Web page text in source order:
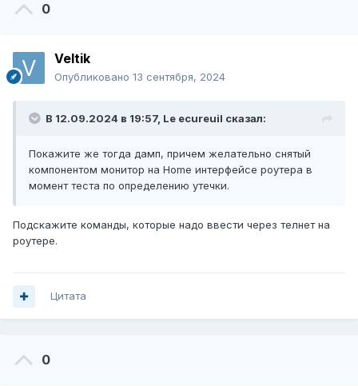
0
Veltik
Опубликовано 13 сентября, 2024
В 12.09.2024 в 19:57, Le ecureuil сказал:
Покажите же тогда дамп, причем желательно снятый
компонентом монитор на Home интерфейсе роутера в
момент теста по определению утечки.
Подскажите команды, которые надо ввести через телнет на
роутере.
Цитата
0